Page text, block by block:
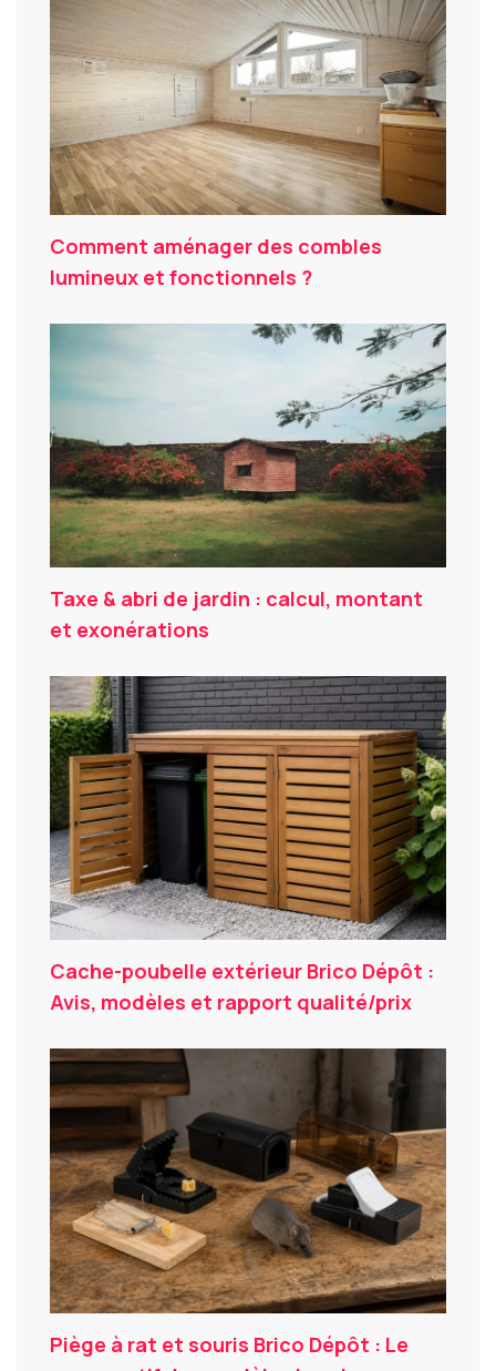
Comment aménager des combles
lumineux et fonctionnels ?
Taxe & abri de jardin : calcul, montant
et exonérations
Cache-poubelle extérieur Brico Dépôt :
Avis, modèles et rapport qualité/prix
Piège à rat et souris Brico Dépôt : Le